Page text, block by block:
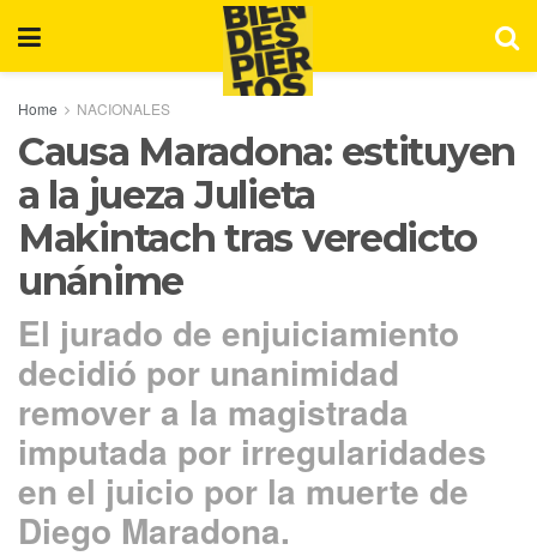
Home NACIONALES
Causa Maradona: estituyen
a la jueza Julieta
Makintach tras veredicto
unánime
El jurado de enjuiciamiento
decidió por unanimidad
remover a la magistrada
imputada por irregularidades
en el juicio por la muerte de
Diego Maradona.